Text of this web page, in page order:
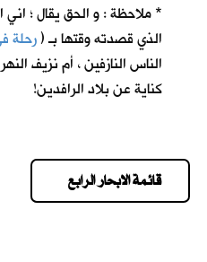
* ملاحظة : و الحق يقال ؛ اني
الذي قصدته وقتها بـ (رحلة
الناس النازفين ، أم نزيف
كناية عن بلاد الرافدين!
قائمة الابحار الرابع